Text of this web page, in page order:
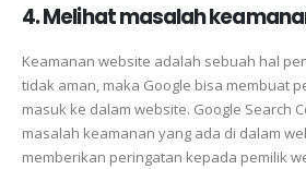
4. Melihat masalah
Keamanan website adalah sebuah hal
tidak aman, maka Google bisa membuat
masuk ke dalam website. Google Search
masalah keamanan yang ada di dalam
memberikan peringatan kepada pemilik